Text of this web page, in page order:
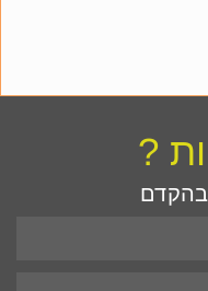
?
בהקדם